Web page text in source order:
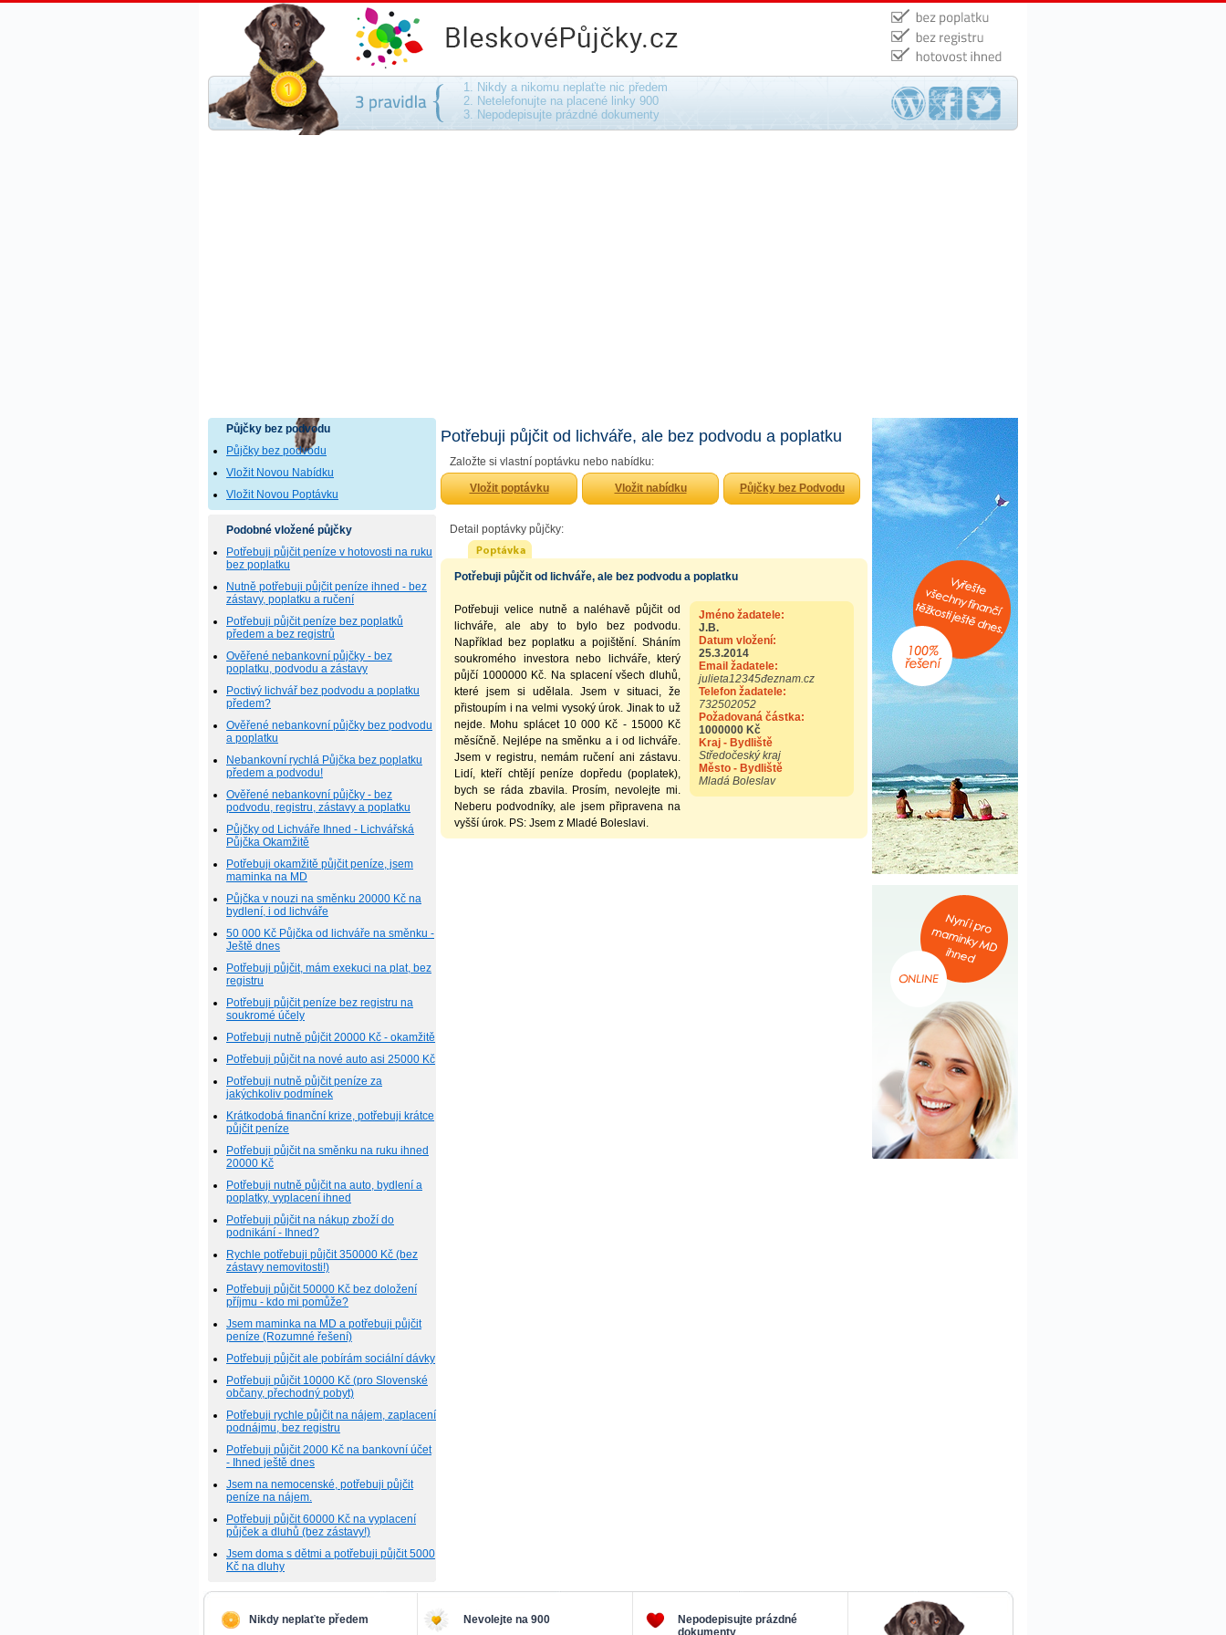
Půjčky bez podvodu - na směnku, bez ručení, bez poplatku
1. Nikdy a nikomu neplaťte nic předem
2. Netelefonujte na placené linky 900
3. Nepodepisujte prázdné dokumenty
Půjčky bez podvodu
Půjčky bez podvodu
Vložit Novou Nabídku
Vložit Novou Poptávku
Podobné vložené půjčky
Potřebuji půjčit peníze v hotovosti na ruku
bez poplatku
Nutně potřebuji půjčit peníze ihned - bez
zástavy, poplatku a ručení
Potřebuji půjčit peníze bez poplatků
předem a bez registrů
Ověřené nebankovní půjčky - bez
poplatku, podvodu a zástavy
Poctivý lichvář bez podvodu a poplatku
předem?
Ověřené nebankovní půjčky bez podvodu
a poplatku
Nebankovní rychlá Půjčka bez poplatku
předem a podvodu!
Ověřené nebankovní půjčky - bez
podvodu, registru, zástavy a poplatku
Půjčky od Lichváře Ihned - Lichvářská
Půjčka Okamžitě
Potřebuji okamžitě půjčit peníze, jsem
maminka na MD
Půjčka v nouzi na směnku 20000 Kč na
bydlení, i od lichváře
50 000 Kč Půjčka od lichváře na směnku -
Ještě dnes
Potřebuji půjčit, mám exekuci na plat, bez
registru
Potřebuji půjčit peníze bez registru na
soukromé účely
Potřebuji nutně půjčit 20000 Kč - okamžitě
Potřebuji půjčit na nové auto asi 25000 Kč
Potřebuji nutně půjčit peníze za
jakýchkoliv podmínek
Krátkodobá finanční krize, potřebuji krátce
půjčit peníze
Potřebuji půjčit na směnku na ruku ihned
20000 Kč
Potřebuji nutně půjčit na auto, bydlení a
poplatky, vyplacení ihned
Potřebuji půjčit na nákup zboží do
podnikání - Ihned?
Rychle potřebuji půjčit 350000 Kč (bez
zástavy nemovitosti!)
Potřebuji půjčit 50000 Kč bez doložení
příjmu - kdo mi pomůže?
Jsem maminka na MD a potřebuji půjčit
peníze (Rozumné řešení)
Potřebuji půjčit ale pobírám sociální dávky
Potřebuji půjčit 10000 Kč (pro Slovenské
občany, přechodný pobyt)
Potřebuji rychle půjčit na nájem, zaplacení
podnájmu, bez registru
Potřebuji půjčit 2000 Kč na bankovní účet
- Ihned ještě dnes
Jsem na nemocenské, potřebuji půjčit
peníze na nájem.
Potřebuji půjčit 60000 Kč na vyplacení
půjček a dluhů (bez zástavy!)
Jsem doma s dětmi a potřebuji půjčit 5000
Kč na dluhy
Potřebuji půjčit od lichváře, ale bez podvodu a poplatku
Založte si vlastní poptávku nebo nabídku:
Vložit poptávku Vložit nabídku Půjčky bez Podvodu
Detail poptávky půjčky:
Potřebuji půjčit od lichváře, ale bez podvodu a poplatku
Potřebuji velice nutně a naléhavě půjčit od
lichváře, ale aby to bylo bez podvodu.
Například bez poplatku a pojištění. Sháním
soukromého investora nebo lichváře, který
půjčí 1000000 Kč. Na splacení všech dluhů,
které jsem si udělala. Jsem v situaci, že
přistoupím i na velmi vysoký úrok. Jinak to už
nejde. Mohu splácet 10 000 Kč - 15000 Kč
měsíčně. Nejlépe na směnku a i od lichváře.
Jsem v registru, nemám ručení ani zástavu.
Lidí, kteří chtějí peníze dopředu (poplatek),
bych se ráda zbavila. Prosím, nevolejte mi.
Neberu podvodníky, ale jsem připravena na
vyšší úrok. PS: Jsem z Mladé Boleslavi.
Jméno žadatele:
J.B.
Datum vložení:
25.3.2014
Email žadatele:
julieta12345đeznam.cz
Telefon žadatele:
732502052
Požadovaná částka:
1000000 Kč
Kraj - Bydliště
Středočeský kraj
Město - Bydliště
Mladá Boleslav
Nikdy neplaťte předem Nevolejte na 900
Nepodepisujte prázdné
dokumenty